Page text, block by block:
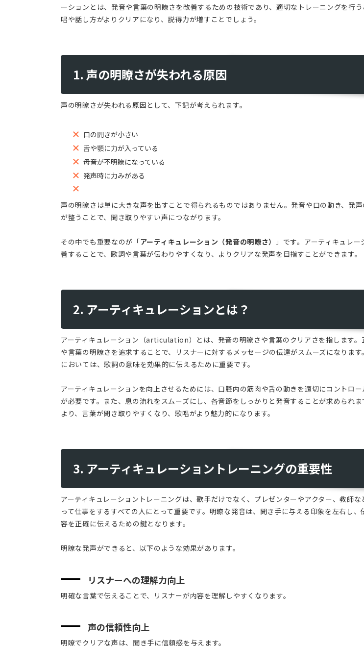
ーションとは、発音や言葉の明瞭さを改善するための技術であり、適切なトレーニングを行
唱や話し方がよりクリアになり、説得力が増すことでしょう。
1. 声の明瞭さが失われる原因
声の明瞭さが失われる原因として、下記が考えられます。
口の開きが小さい
舌や顎に力が入っている
母音が不明瞭になっている
発声時に力みがある
声の明瞭さは単に大きな声を出すことで得られるものではありません。発音や口の動き、発声
が整うことで、聞き取りやすい声につながります。
その中でも重要なのが「アーティキュレーション（発音の明瞭さ）
」です。アーティキュレー
善することで、歌詞や言葉が伝わりやすくなり、よりクリアな発声を目指すことができます。
2. アーティキュレーションとは？
アーティキュレーション（articulation）とは、発音の明瞭さや言葉のクリアさを指します。
や言葉の明瞭さを追求することで、リスナーに対するメッセージの伝達がスムーズになります
においては、歌詞の意味を効果的に伝えるために重要です。
アーティキュレーションを向上させるためには、口腔内の筋肉や舌の動きを適切にコントロー
が必要です。また、息の流れをスムーズにし、各音節をしっかりと発音することが求められま
より、言葉が聞き取りやすくなり、歌唱がより魅力的になります。
3. アーティキュレーショントレーニングの重要性
アーティキュレーショントレーニングは、歌手だけでなく、プレゼンターやアクター、教師な
って仕事をするすべての人にとって重要です。明瞭な発音は、聞き手に与える印象を左右し、
容を正確に伝えるための鍵となります。
明瞭な発声ができると、以下のような効果があります。
リスナーへの理解力向上
明確な言葉で伝えることで、リスナーが内容を理解しやすくなります。
声の信頼性向上
明瞭でクリアな声は、聞き手に信頼感を与えます。